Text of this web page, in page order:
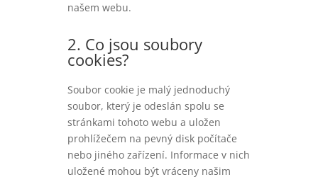
našem webu.
2. Co jsou soubory
cookies?
Soubor cookie je malý jednoduchý
soubor, který je odeslán spolu se
stránkami tohoto webu a uložen
prohlížečem na pevný disk počítače
nebo jiného zařízení. Informace v nich
uložené mohou být vráceny našim